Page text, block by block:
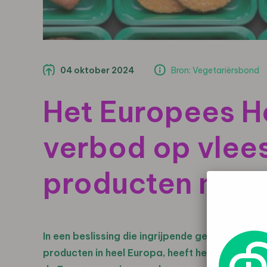
04 oktober 2024 Bron: Vegetariërsbond
Het Europees
verbod op
producten niet
In een beslissing die ingrijpende gevolgen
producten in heel Europa, heeft het